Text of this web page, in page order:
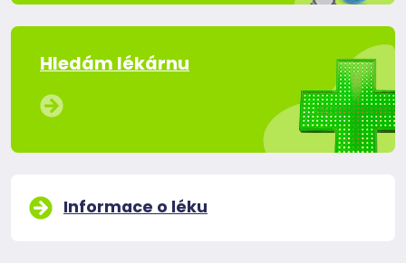
Hledám lékárnu
Informace o léku